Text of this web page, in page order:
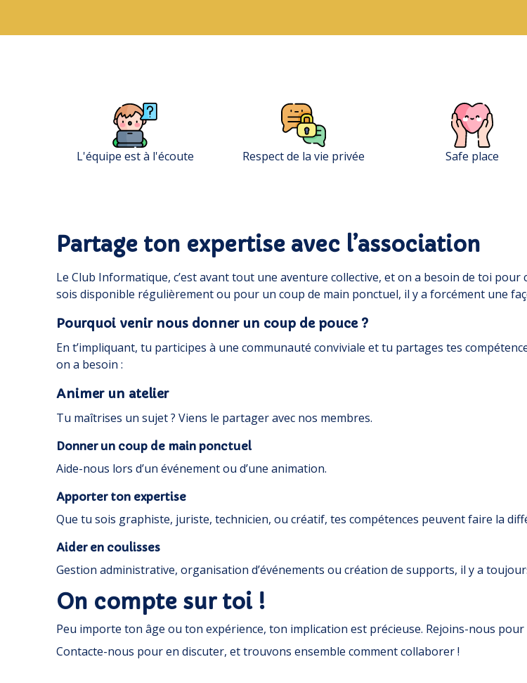
L'équipe est à l'écoute Respect de la vie privée Safe place
Partage ton expertise avec l’association
Le Club Informatique, c’est avant tout une aventure collective, et on a besoin de toi
sois disponible régulièrement ou pour un coup de main ponctuel, il y a forcément une
Pourquoi venir nous donner un coup de pouce ?
En t’impliquant, tu participes à une communauté conviviale et tu partages tes
on a besoin :
Animer un atelier
Tu maîtrises un sujet ? Viens le partager avec nos membres.
Donner un coup de main ponctuel
Aide-nous lors d’un événement ou d’une animation.
Apporter ton expertise
Que tu sois graphiste, juriste, technicien, ou créatif, tes compétences peuvent faire la
Aider en coulisses
Gestion administrative, organisation d’événements ou création de supports, il y a
On compte sur toi !
Peu importe ton âge ou ton expérience, ton implication est précieuse. Rejoins-nous
Contacte-nous pour en discuter, et trouvons ensemble comment collaborer !